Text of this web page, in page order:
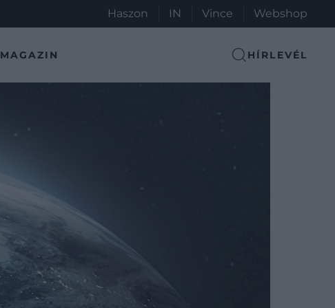
Haszon IN Vince Webshop
MAGAZIN HÍRLEVÉL